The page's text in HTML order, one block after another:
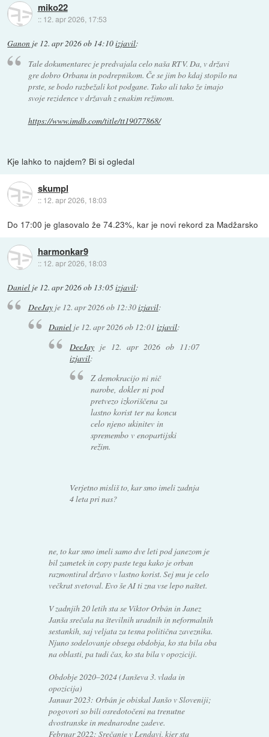
miko22
:: 12. apr 2026, 17:53
Ganon je 12. apr 2026 ob 14:10izjavil:
Tale dokumentarec je predvajala celo naša RTV. Da, v državi
gre dobro Orbanu in podrepnikom. Če se jim bo kdaj stopilo na
prste, se bodo razbežali kot podgane. Tako ali tako že imajo
svoje rezidence v državah z enakim režimom.
https://www.imdb.com/title/tt19077868/
Kje lahko to najdem? Bi si ogledal
skumpl
:: 12. apr 2026, 18:03
Do 17:00 je glasovalo že 74.23%, kar je novi rekord za Madžarsko
harmonkar9
:: 12. apr 2026, 18:03
Daniel je 12. apr 2026 ob 13:05izjavil:
DeeJayje 12. apr 2026 ob 12:30izjavil:
Daniel je 12. apr 2026 ob 12:01 izjavil:
DeeJayje 12. apr 2026 ob 11:07
izjavil:
Z demokracijo ni nič
narobe, dokler ni pod
pretvezo izkoriščena za
lastno korist ter na koncu
celo njeno ukinitev in
spremembo v enopartijski
režim.
Verjetno misliš to, kar smo imeli zadnja
4 leta pri nas?
ne, to kar smo imeli samo dve leti pod janezom je
bil zametek in copy paste tega kako je orban
razmontiral državo v lastno korist. Sej mu je celo
večkrat svetoval. Evo še AI ti zna vse lepo naštet.
V zadnjih 20 letih sta se Viktor Orbán in Janez
Janša srečala na številnih uradnih in neformalnih
sestankih, saj veljata za tesna politična zaveznika.
Njuno sodelovanje obsega obdobja, ko sta bila oba
na oblasti, pa tudi čas, ko sta bila v opoziciji.
Obdobje 2020–2024 (Janševa 3. vlada in
opozicija)
Januar 2023: Orbán je obiskal Janšo v Sloveniji;
pogovori so bili osredotočeni na trenutne
dvostranske in mednarodne zadeve.
Februar 2022: Srečanje v Lendavi, kjer sta